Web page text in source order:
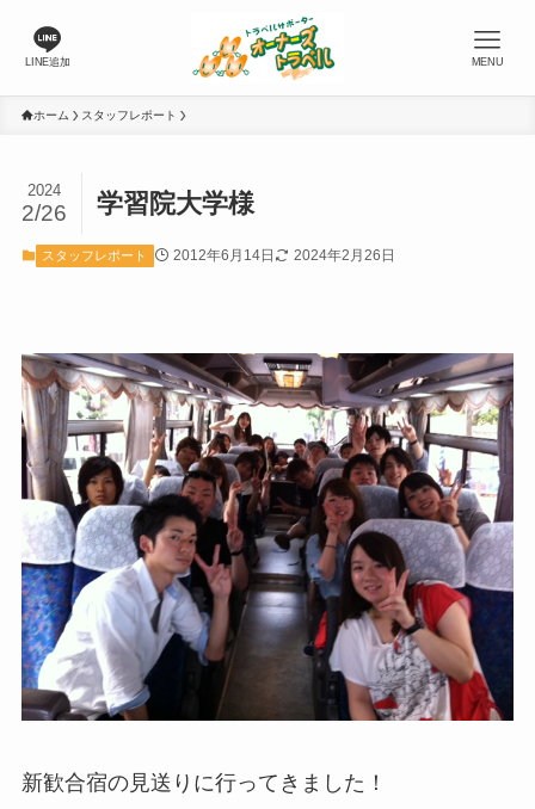
LINE追加 MENU
ホーム スタッフレポート
学習院大学様
2024
2/26
スタッフレポート 2012年6月14日 2024年2月26日
新歓合宿の見送りに行ってきました！